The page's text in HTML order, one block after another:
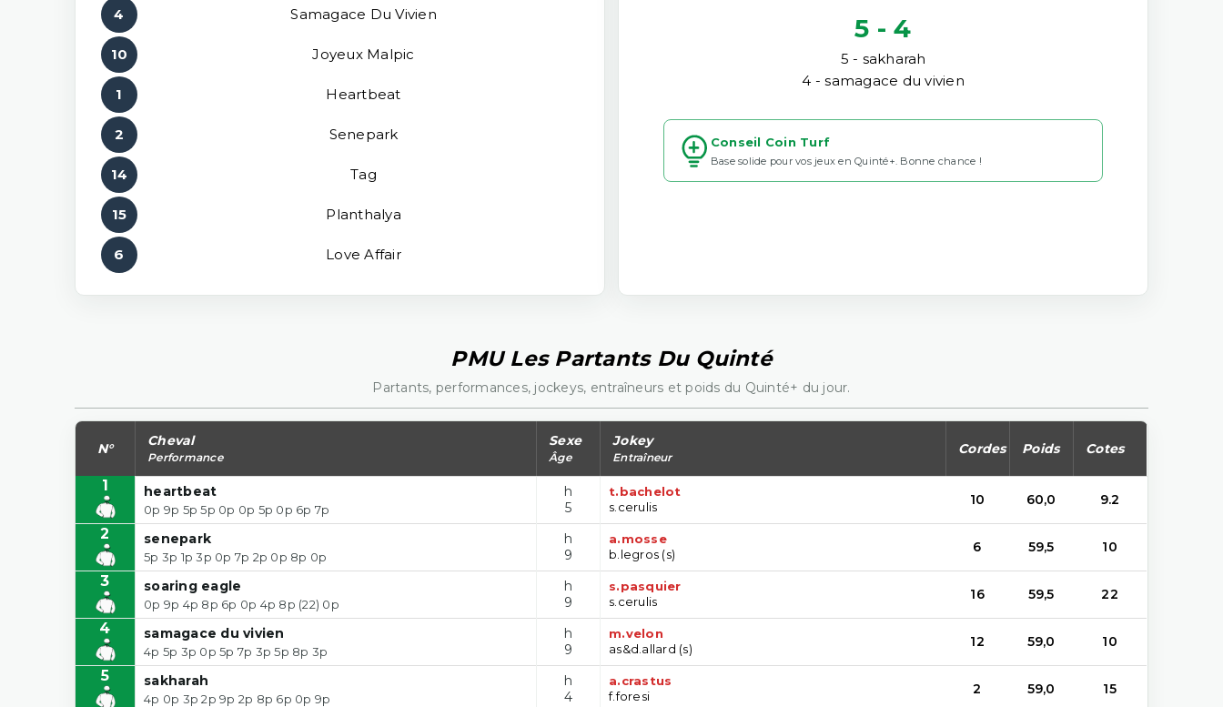
4 Samagace Du Vivien
10 Joyeux Malpic
1 Heartbeat
2 Senepark
14 Tag
15 Planthalya
6 Love Affair
5 - 4
5 - sakharah
4 - samagace du vivien
Conseil Coin Turf
Base solide pour vos jeux en Quinté+. Bonne chance !
PMU Les Partants Du Quinté
Partants, performances, jockeys, entraîneurs et poids du Quinté+ du jour.
N° Cheval
Performance
Sexe
Âge
Jokey
Entraîneur
Cordes Poids Cotes
1 heartbeat
0p 9p 5p 5p 0p 0p 5p 0p 6p 7p
h
5
t.bachelot
s.cerulis
10 60,0 9.2
2 senepark
5p 3p 1p 3p 0p 7p 2p 0p 8p 0p
h
9
a.mosse
b.legros (s)
6 59,5 10
3 soaring eagle
0p 9p 4p 8p 6p 0p 4p 8p (22) 0p
h
9
s.pasquier
s.cerulis
16 59,5 22
4 samagace du vivien
4p 5p 3p 0p 5p 7p 3p 5p 8p 3p
h
9
m.velon
as&d.allard (s)
12 59,0 10
5 sakharah
4p 0p 3p 2p 9p 2p 8p 6p 0p 9p
h
4
a.crastus
f.foresi
2 59,0 15